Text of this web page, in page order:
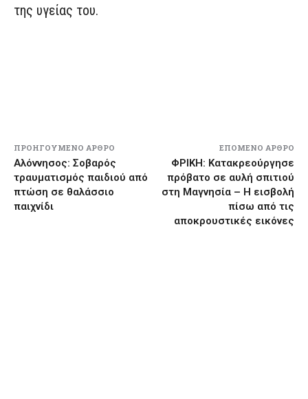
της υγείας του.
ΠΡΟΗΓΟΎΜΕΝΟ ΆΡΘΡΟ
Αλόννησος: Σοβαρός
τραυματισμός παιδιού από
πτώση σε θαλάσσιο
παιχνίδι
ΕΠΌΜΕΝΟ ΆΡΘΡΟ
ΦΡΙΚΗ: Κατακρεούργησε
πρόβατο σε αυλή σπιτιού
στη Μαγνησία – Η εισβολή
πίσω από τις
αποκρουστικές εικόνες